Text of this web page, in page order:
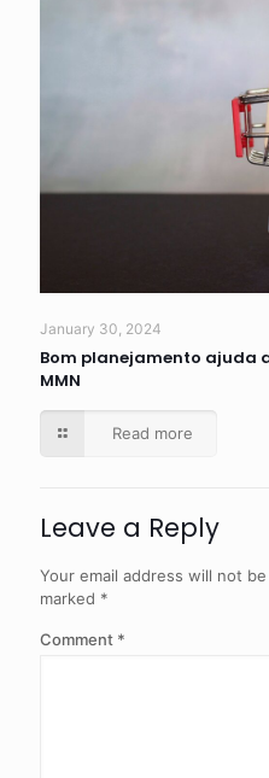
January 30, 2024
Bom planejamento ajuda
MMN
Read more
Leave a Reply
Your email address will not
marked *
Comment *